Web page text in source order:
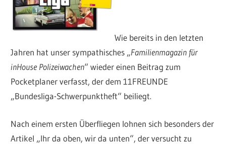
Wie bereits in den letzten
Jahren hat unser sympathisches „Familienmagazin für
inHouse Polizeiwachen“ wieder einen Beitrag zum
Pocketplaner verfasst, der dem 11FREUNDE
„Bundesliga-Schwerpunktheft“ beiliegt.
Nach einem ersten Überfliegen lohnen sich besonders der
Artikel „Ihr da oben, wir da unten“, der versucht zu